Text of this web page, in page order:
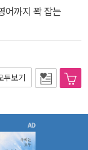
어까지 꽉 잡는
두보기